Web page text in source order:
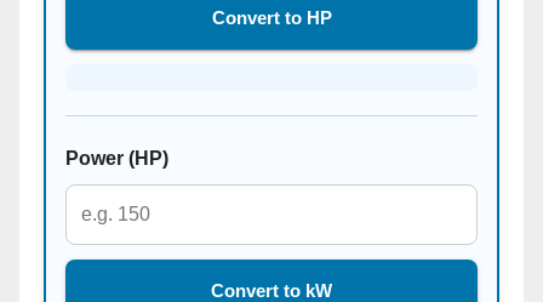
Convert to HP
Power (HP)
Convert to kW